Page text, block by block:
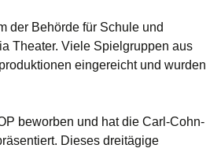
der Behörde für Schule und
Theater. Viele Spielgruppen aus
eingereicht und wurden
beworben und hat die Carl-Cohn-
Dieses dreitägige